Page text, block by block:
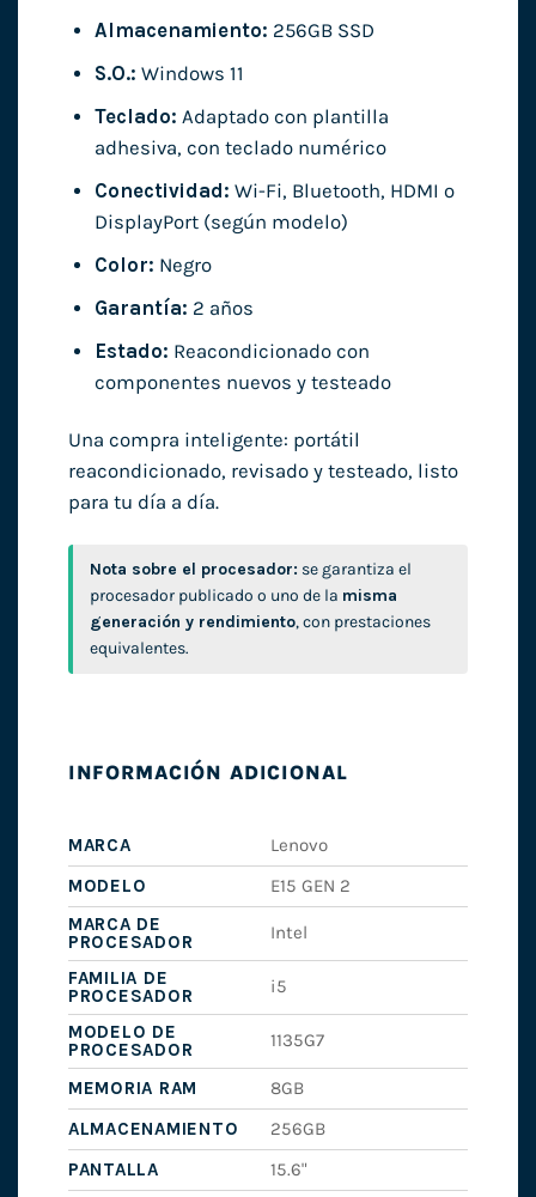
Almacenamiento: 256GB SSD
S.O.: Windows 11
Teclado: Adaptado con plantilla
adhesiva, con teclado numérico
Conectividad: Wi-Fi, Bluetooth, HDMI o
DisplayPort (según modelo)
Color: Negro
Garantía: 2 años
Estado: Reacondicionado con
componentes nuevos y testeado
Una compra inteligente: portátil
reacondicionado, revisado y testeado, listo
para tu día a día.
Nota sobre el procesador: se garantiza el
procesador publicado o uno de la misma
generación y rendimiento, con prestaciones
equivalentes.
INFORMACIÓN ADICIONAL
MARCA
Lenovo
MODELO
E15 GEN 2
MARCA DE
PROCESADOR
Intel
FAMILIA DE
PROCESADOR
i5
MODELO DE
PROCESADOR
1135G7
MEMORIA RAM
8GB
ALMACENAMIENTO
256GB
PANTALLA
15.6"